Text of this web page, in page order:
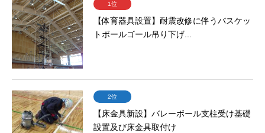
1位
【体育器具設置】耐震改修に伴うバスケッ
トボールゴール吊り下げ...
2位
【床金具新設】バレーボール支柱受け基礎
設置及び床金具取付け